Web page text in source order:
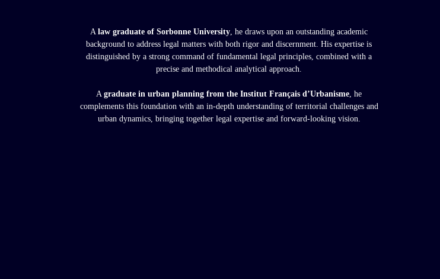
A law graduate of Sorbonne University , he draws upon an outstanding academic
background to address legal matters with both rigor and discernment. His expertise is
distinguished by a strong command of fundamental legal principles, combined with a
precise and methodical analytical approach.
A graduate in urban planning from the Institut Français d’Urbanisme , he
complements this foundation with an in-depth understanding of territorial challenges and
urban dynamics, bringing together legal expertise and forward-looking vision.